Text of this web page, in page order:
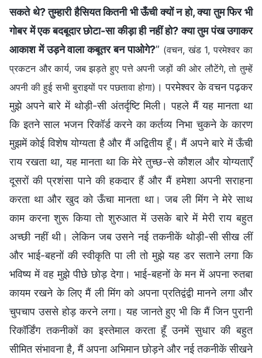
सकते थे? तुम्हारी हैसियत कितनी भी ऊँची क्यों न हो, क्या तुम फिर भी
गोबर में एक बदबूदार छोटा-सा कीड़ा ही नहीं हो? क्या तुम पंख उगाकर
आकाश में उड़ने वाला कबूतर बन पाओगे?” (वचन, खंड 1, परमेश्वर का
प्रकटन और कार्य, जब झड़ते हुए पत्ते अपनी जड़ों की ओर लौटेंगे, तो तुम्हें
अपनी की हुई सभी बुराइयों पर पछतावा होगा) । परमेश्वर के वचन पढ़कर
मुझे अपने बारे में थोड़ी-सी अंतर्दृष्टि मिली। पहले मैं यह मानता था
कि इतने साल भजन रिकॉर्ड करने का कर्तव्य निभा चुकने के कारण
मुझमें कोई विशेष योग्यता है और मैं अद्वितीय हूँ। मैं अपने बारे में ऊँची
राय रखता था, यह मानता था कि मेरे तुच्छ-से कौशल और योग्यताएँ
दूसरों की प्रशंसा पाने की हकदार हैं और मैं हमेशा अपनी सराहना
करता था और खुद को ऊँचा मानता था। जब ली मिंग ने मेरे साथ
काम करना शुरू किया तो शुरुआत में उसके बारे में मेरी राय बहुत
अच्छी नहीं थी। लेकिन जब उसने नई तकनीकें थोड़ी-सी सीख लीं
और भाई-बहनों की स्वीकृति पा ली तो मुझे यह डर सताने लगा कि
भविष्य में वह मुझे पीछे छोड़ देगा। भाई-बहनों के मन में अपना रुतबा
कायम रखने के लिए मैं ली मिंग को अपना प्रतिद्वंद्वी मानने लगा और
चुपचाप उससे होड़ करने लगा। यह जानते हुए भी कि मैं जिन पुरानी
रिकॉर्डिंग तकनीकों का इस्तेमाल करता हूँ उनमें सुधार की बहुत
सीमित संभावना है, मैं अपना अभिमान छोड़ने और नई तकनीकें सीखने